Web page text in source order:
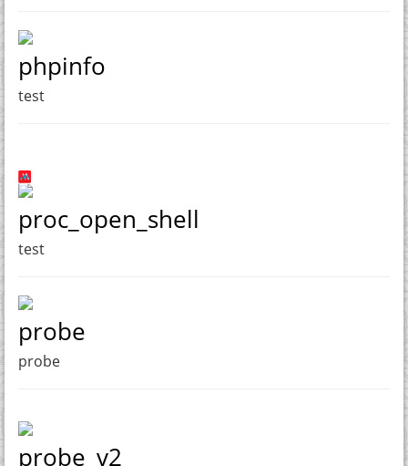
phpinfo
test
proc_open_shell
test
probe
probe
probe_v2